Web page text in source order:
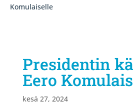
Komulaiselle
Presidentin
Eero
kesä 27, 2024